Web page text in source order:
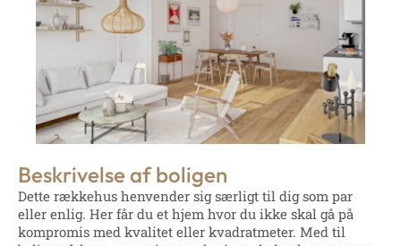
Beskrivelse af boligen
Dette rækkehus henvender sig særligt til dig som par
eller enlig. Her får du et hjem hvor du ikke skal gå på
kompromis med kvalitet eller kvadratmeter. Med til